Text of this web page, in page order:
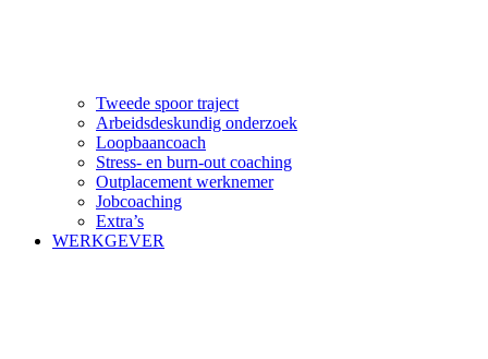
Tweede spoor traject
Arbeidsdeskundig onderzoek
Loopbaancoach
Stress- en burn-out coaching
Outplacement werknemer
Jobcoaching
Extra’s
WERKGEVER